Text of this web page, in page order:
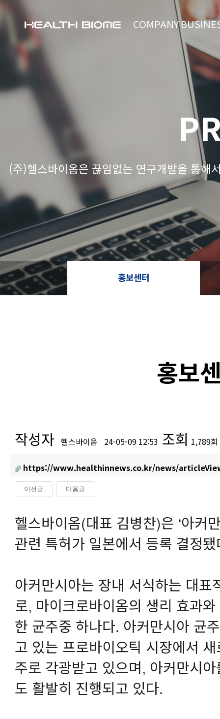
COMPANY
(주)헬스바이옴은 끊임없는 연구개발을 통해
홍보센터
홍보
작성자 헬스바이옴 24-05-09 12:53 조회 1,789회
https://www.healthinnews.co.kr/news/
이전글 다음글
헬스바이옴(대표 김병찬)은 ‘아커
관련 특허가 일본에서 등록 결정
아커만시아는 장내 서식하는 대
로, 마이크로바이옴의 생리 효과
한 균주중 하나다. 아커만시아 균
고 있는 프로바이오틱 시장에서
주로 각광받고 있으며, 아커만시
도 활발히 진행되고 있다.